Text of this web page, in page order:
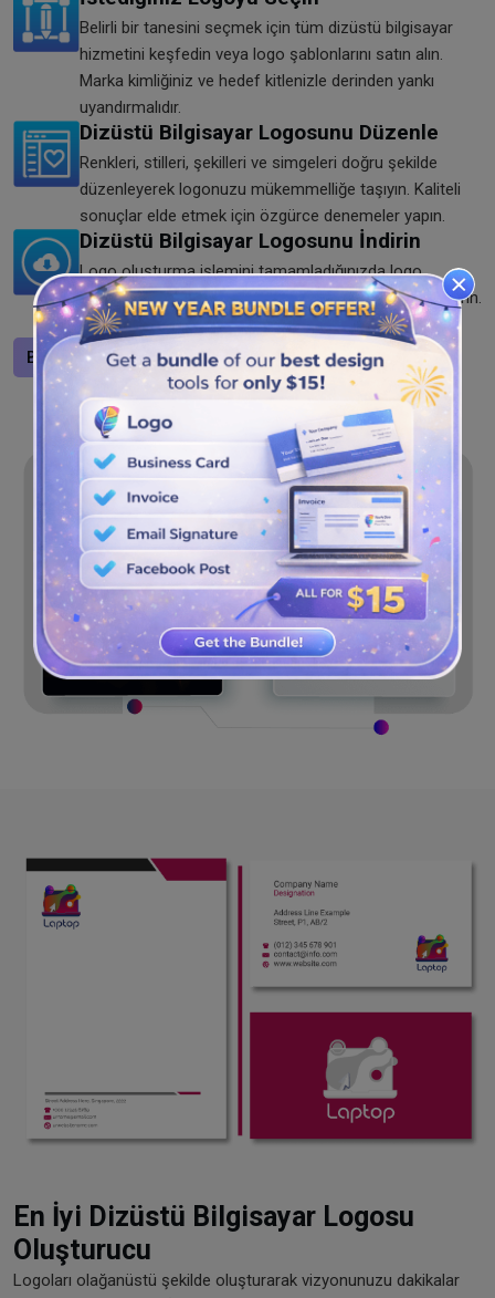
Belirli bir tanesini seçmek için tüm dizüstü bilgisayar
hizmetini keşfedin veya logo şablonlarını satın alın.
Marka kimliğiniz ve hedef kitlenizle derinden yankı
uyandırmalıdır.
Dizüstü Bilgisayar Logosunu Düzenle
Renkleri, stilleri, şekilleri ve simgeleri doğru şekilde
düzenleyerek logonuzu mükemmelliğe taşıyın. Kaliteli
sonuçlar elde etmek için özgürce denemeler yapın.
Dizüstü Bilgisayar Logosunu İndirin
Logo oluşturma işlemini tamamladığınızda logo
oluşturucumuzdan SVG, JPG ve PNG formatında indirin.
Artık her yerde paylaşın.
Bir logo tasarlayın
En İyi Dizüstü Bilgisayar Logosu
Oluşturucu
Logoları olağanüstü şekilde oluşturarak vizyonunuzu dakikalar